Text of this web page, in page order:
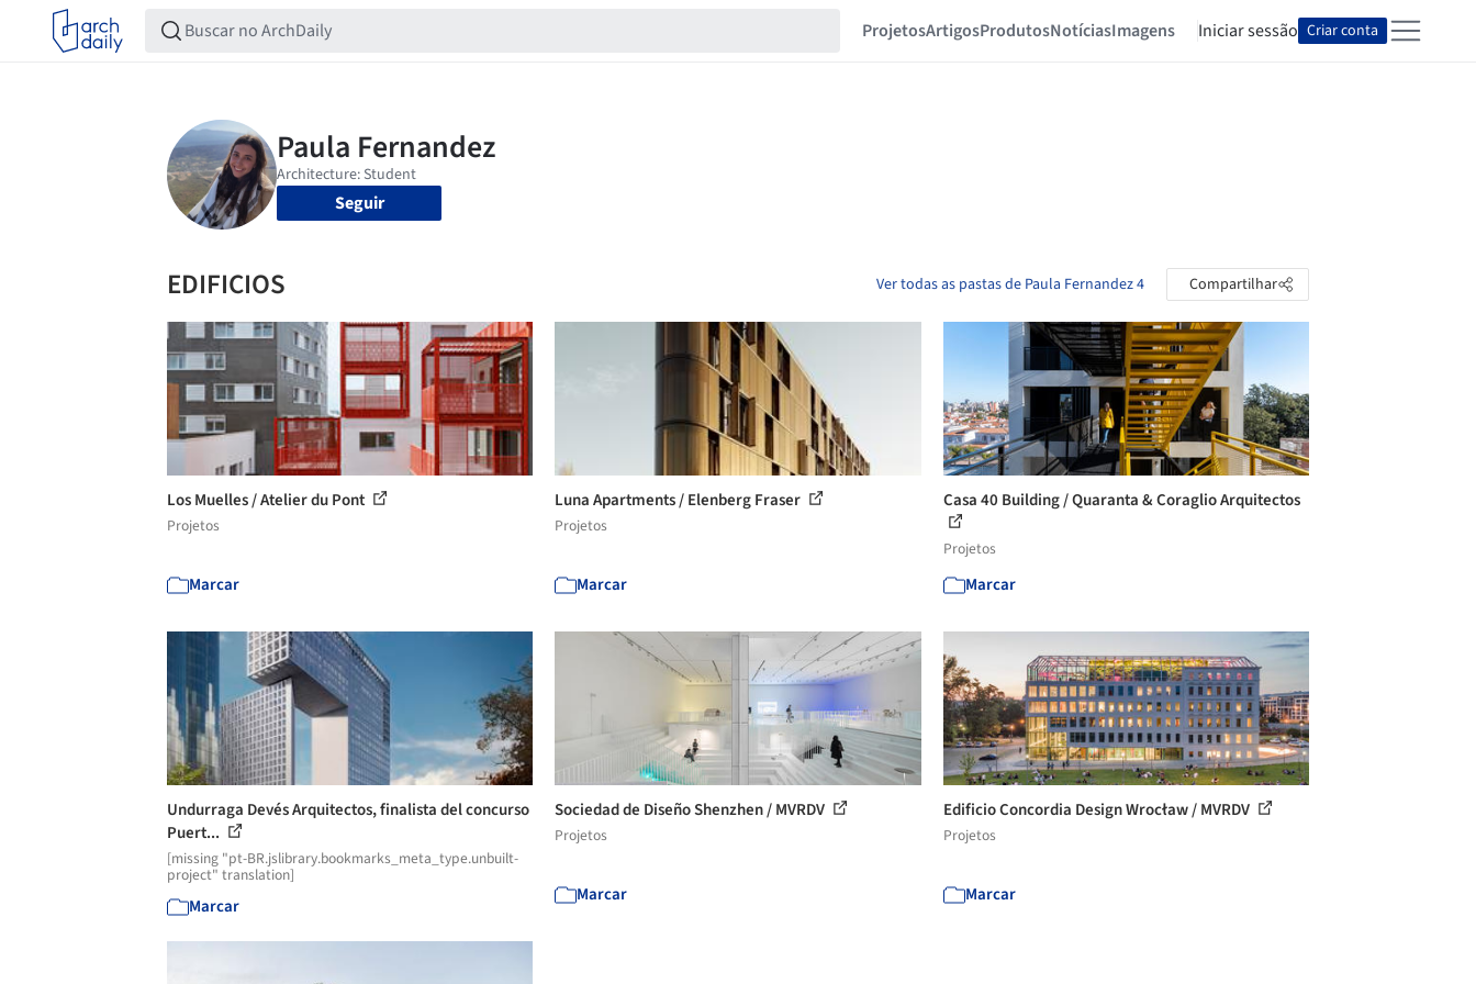
ProjetosArtigosProdutosNotíciasImagens Iniciar sessão Criar conta
Seguir
EDIFICIOS Ver todas as pastas de Paula Fernandez 4 Compartilhar
Los Muelles / Atelier du Pont
Projetos
Marcar
Luna Apartments / Elenberg Fraser
Projetos
Marcar
Casa 40 Building / Quaranta & Coraglio Arquitectos
Projetos
Marcar
Undurraga Devés Arquitectos, finalista del concurso
Puert...
[missing "pt-BR.jslibrary.bookmarks_meta_type.unbuilt-
project" translation]
Marcar
Sociedad de Diseño Shenzhen / MVRDV
Projetos
Marcar
Edificio Concordia Design Wrocław / MVRDV
Projetos
Marcar